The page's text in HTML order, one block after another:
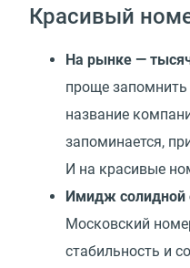
Красивый
На рынке —
проще
название
запоминается,
И на красивые
Имидж солидной
Московский
стабильность и